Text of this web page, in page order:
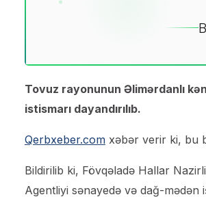
Tovuz rayonunun Əlimərdanlı
istismarı dayandırılıb.
Qerbxeber.com xəbər verir ki, bu
Bildirilib ki, Fövqəladə Hallar
Agentliyi sənayedə və dağ-mədən